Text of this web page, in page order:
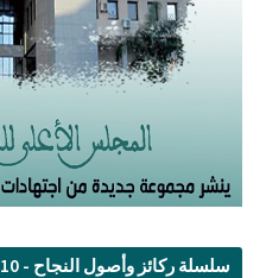
سلسلة ركائز وأصول النجاح - 10 اجزاء - القضاء المحاماة ...